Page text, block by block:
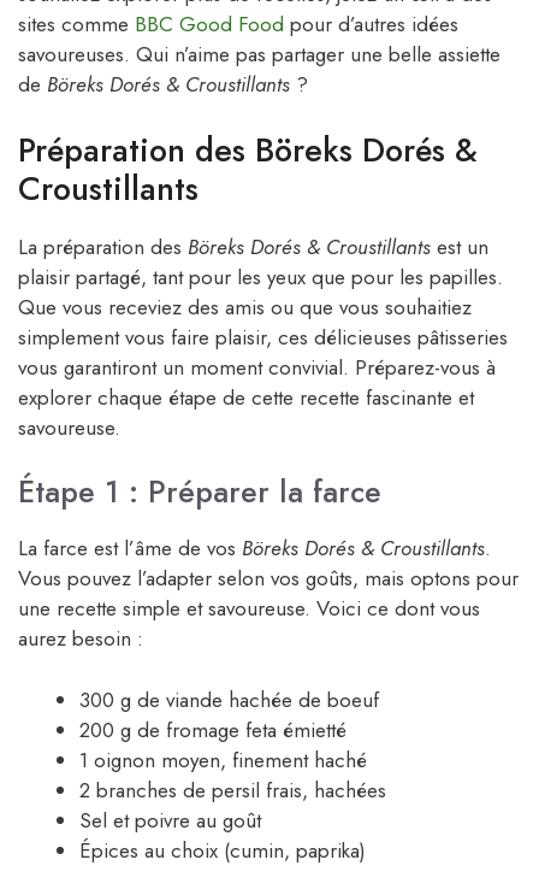
sites comme BBC Good Food pour d’autres idées
savoureuses. Qui n’aime pas partager une belle assiette
de Böreks Dorés & Croustillants ?
Préparation des Böreks Dorés &
Croustillants
La préparation des Böreks Dorés & Croustillants est un
plaisir partagé, tant pour les yeux que pour les papilles.
Que vous receviez des amis ou que vous souhaitiez
simplement vous faire plaisir, ces délicieuses pâtisseries
vous garantiront un moment convivial. Préparez-vous à
explorer chaque étape de cette recette fascinante et
savoureuse.
Étape 1 : Préparer la farce
La farce est l’âme de vos Böreks Dorés & Croustillants.
Vous pouvez l’adapter selon vos goûts, mais optons pour
une recette simple et savoureuse. Voici ce dont vous
aurez besoin :
300 g de viande hachée de boeuf
200 g de fromage feta émietté
1 oignon moyen, finement haché
2 branches de persil frais, hachées
Sel et poivre au goût
Épices au choix (cumin, paprika)